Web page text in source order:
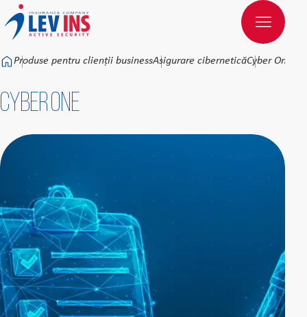
Към основното съдържание
Produse pentru clienții businessAsigurare ciberneticăCyber One
Cyber One